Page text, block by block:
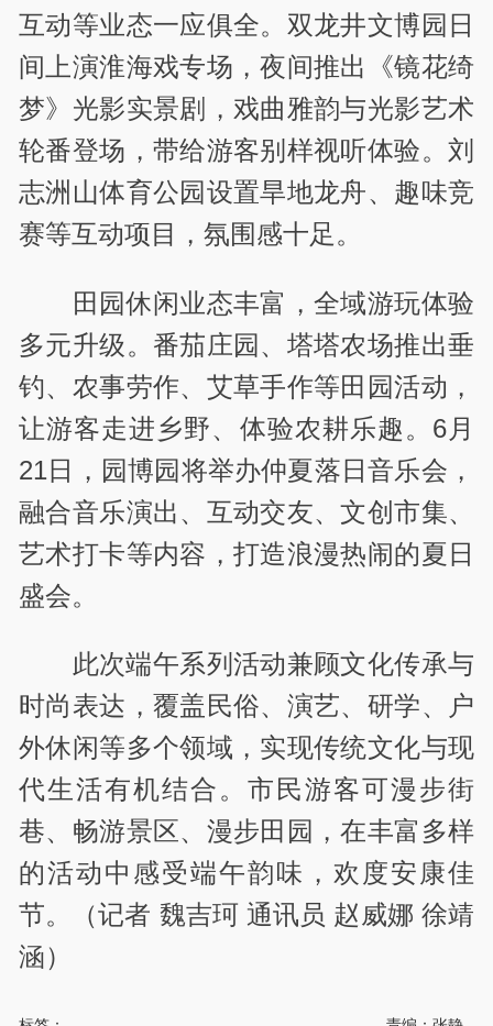
互动等业态一应俱全。双龙井文博园日
间上演淮海戏专场，夜间推出《镜花绮
梦》光影实景剧，戏曲雅韵与光影艺术
轮番登场，带给游客别样视听体验。刘
志洲山体育公园设置旱地龙舟、趣味竞
赛等互动项目，氛围感十足。
田园休闲业态丰富，全域游玩体验
多元升级。番茄庄园、塔塔农场推出垂
钓、农事劳作、艾草手作等田园活动，
让游客走进乡野、体验农耕乐趣。6月
21日，园博园将举办仲夏落日音乐会，
融合音乐演出、互动交友、文创市集、
艺术打卡等内容，打造浪漫热闹的夏日
盛会。
此次端午系列活动兼顾文化传承与
时尚表达，覆盖民俗、演艺、研学、户
外休闲等多个领域，实现传统文化与现
代生活有机结合。市民游客可漫步街
巷、畅游景区、漫步田园，在丰富多样
的活动中感受端午韵味，欢度安康佳
节。（记者 魏吉珂 通讯员 赵威娜 徐靖
涵）